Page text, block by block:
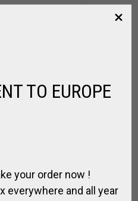
TO EUROPE
your order now !
everywhere and all year